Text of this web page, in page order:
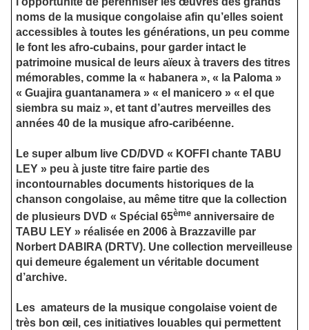
noms de la musique congolaise afin qu’elles soient
accessibles à toutes les générations, un peu comme
le font les afro-cubains, pour garder intact le
patrimoine musical de leurs aïeux à travers des titres
mémorables, comme la « habanera », « la Paloma »
« Guajira guantanamera » « el manicero » « el que
siembra su maiz », et tant d’autres merveilles des
années 40 de la musique afro-caribéenne.
Le super album live CD/DVD « KOFFI chante TABU
LEY » peu à juste titre faire partie des
incontournables documents historiques de la
chanson congolaise, au même titre que la collection
de plusieurs DVD « Spécial 65èmeanniversaire de
TABU LEY » réalisée en 2006 à Brazzaville par
Norbert DABIRA (DRTV). Une collection merveilleuse
qui demeure également un véritable document
d’archive.
Les amateurs de la musique congolaise voient de
très bon œil, ces initiatives louables qui permettent